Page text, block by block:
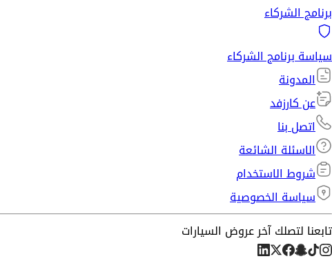
برنامج الشركاء
سياسة برنامج الشركاء
المدونة
عن كارزفد
اتصل بنا
الاسئلة الشائعة
شروط الاستخدام
سياسة الخصوصية
تابعنا لتصلك آخر عروض السيارات